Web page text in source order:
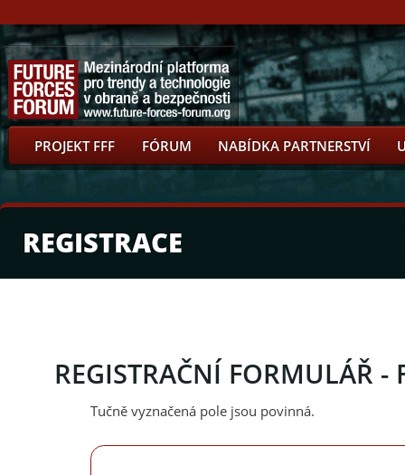
PROJEKT FFF FÓRUM NABÍDKA PARTNERSTVÍ
REGISTRACE
REGISTRAČNÍ FORMULÁŘ
Tučně vyznačená pole jsou povinná.